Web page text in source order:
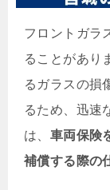
フロントガラ
ることがあり
るガラスの損
るため、迅速
は、 車両保険
補償する際の